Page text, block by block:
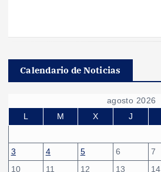
Calendario de Noticias
agosto 2026
L
M X J
3
4 5 6 7
10
11 12 13 14